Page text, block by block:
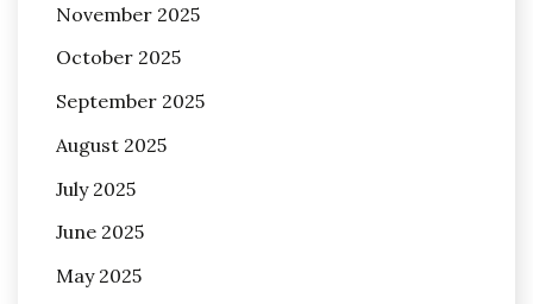
November 2025
October 2025
September 2025
August 2025
July 2025
June 2025
May 2025